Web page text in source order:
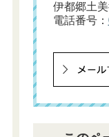
伊都郷土
電話番号：